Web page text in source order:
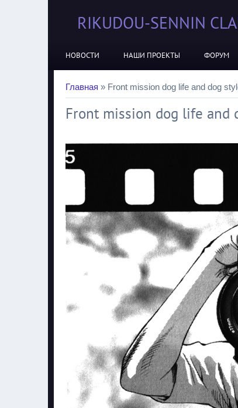
RIKUDOU-SENNIN
НОВОСТИ НАШИ ПРОЕКТЫ ФОРУМ
Главная » Front mission dog life and dog
Front mission dog life and